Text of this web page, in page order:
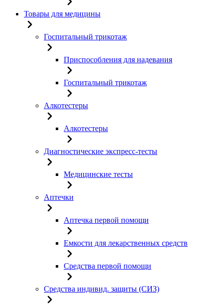
Товары для медицины
Госпитальный трикотаж
Приспособления для надевания
Госпитальный трикотаж
Алкотестеры
Алкотестеры
Диагностические экспресс-тесты
Медицинские тесты
Аптечки
Аптечка первой помощи
Емкости для лекарственных средств
Средства первой помощи
Средства индивид. защиты (СИЗ)